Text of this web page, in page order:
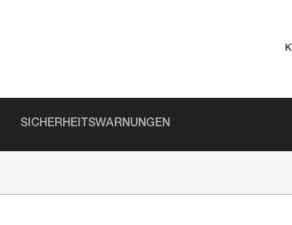
SICHERHEITSWARNUNGEN